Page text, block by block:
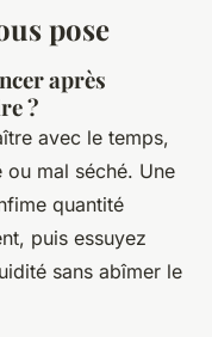
pose
après
?
avec le temps,
mal séché. Une
quantité
puis essuyez
sans abîmer le